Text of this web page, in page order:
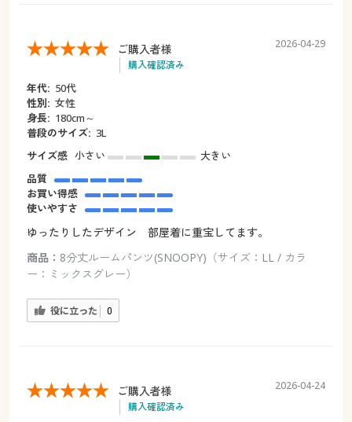
ご購入者様
購入確認済み
2026-04-29
年代: 50代
性別: 女性
身長: 180cm～
普段のサイズ: 3L
サイズ感 小さい
大きい
品質
お買い得感
使いやすさ
ゆったりしたデザイン 部屋着に重宝してます。
商品： 8分丈ルームパンツ(SNOOPY)（サイズ：LL / カラ
ー：ミックスグレー）
役に立った 0
ご購入者様
購入確認済み
2026-04-24